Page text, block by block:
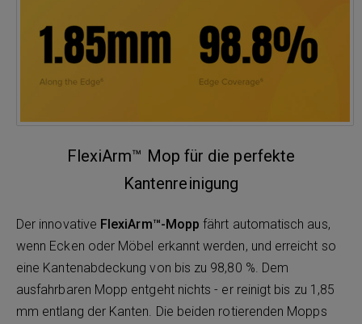
FlexiArm™ Mop für die perfekte
Kantenreinigung
Der innovative FlexiArm™-Mopp fährt automatisch aus,
wenn Ecken oder Möbel erkannt werden, und erreicht so
eine Kantenabdeckung von bis zu 98,80 %. Dem
ausfahrbaren Mopp entgeht nichts - er reinigt bis zu 1,85
mm entlang der Kanten. Die beiden rotierenden Mopps